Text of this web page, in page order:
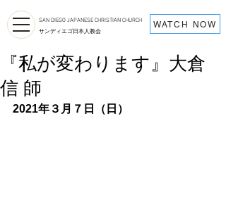
SAN DIEGO JAPANESE CHRISTIAN CHURCH
サンディエゴ日本人教会
WATCH NOW
『私が変わります』大倉
信 師
2021年３月７日（日）